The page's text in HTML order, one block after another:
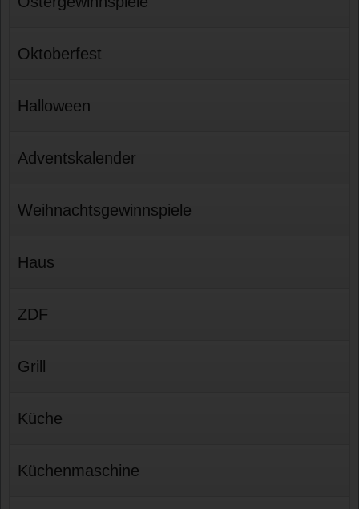
Oktoberfest
Halloween
Adventskalender
Weihnachtsgewinnspiele
Haus
ZDF
Grill
Küche
Küchenmaschine